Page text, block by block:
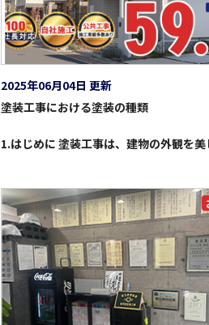
2025年06月04日 更新
塗装工事における塗装の種類